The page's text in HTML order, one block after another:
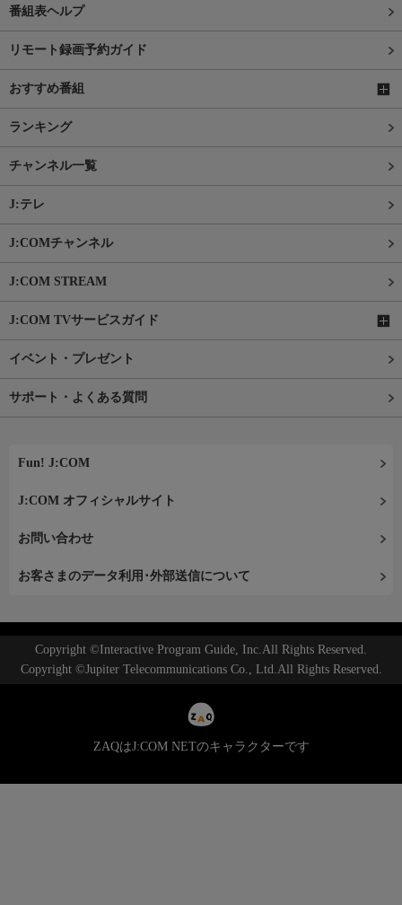
番組表ヘルプ
リモート録画予約ガイド
おすすめ番組
ランキング
チャンネル一覧
J:テレ
J:COMチャンネル
J:COM STREAM
J:COM TVサービスガイド
イベント・プレゼント
サポート・よくある質問
Fun! J:COM
J:COM オフィシャルサイト
お問い合わせ
お客さまのデータ利用･外部送信について
Copyright ©Interactive Program Guide, Inc.All Rights Reserved.
Copyright ©Jupiter Telecommunications Co., Ltd.All Rights Reserved.
ZAQはJ:COM NETのキャラクターです